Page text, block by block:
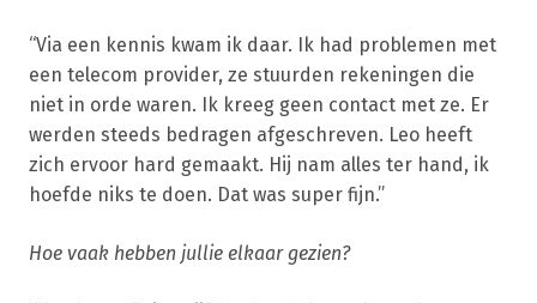
“Via een kennis kwam ik daar. Ik had problemen met
een telecom provider, ze stuurden rekeningen die
niet in orde waren. Ik kreeg geen contact met ze. Er
werden steeds bedragen afgeschreven. Leo heeft
zich ervoor hard gemaakt. Hij nam alles ter hand, ik
hoefde niks te doen. Dat was super fijn.”
Hoe vaak hebben jullie elkaar gezien?